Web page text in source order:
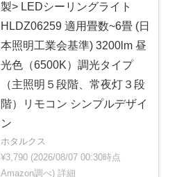
製> LEDシーリングライト
HLDZ06259 適用畳数~6畳 (日
本照明工業会基準) 3200lm 昼
光色（6500K）調光タイプ
（主照明５段階、常夜灯３段
階）リモコン シンプルデザイ
ン
ホタルクス
¥3,790 (2026/08/07 00:30時点
Amazon調べ) 詳細